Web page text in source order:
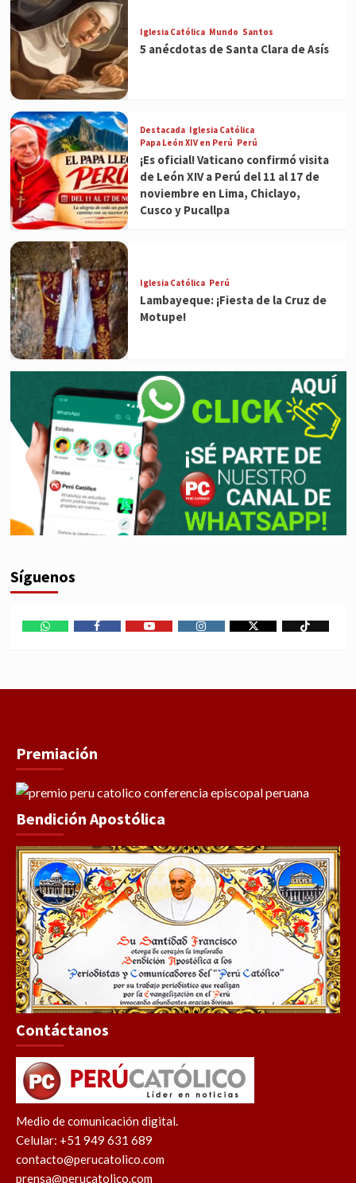
Iglesia Católica Mundo Santos
5 anécdotas de Santa Clara de Asís
Destacada Iglesia Católica
Papa León XIV en Perú Perú
¡Es oficial! Vaticano confirmó visita
de León XIV a Perú del 11 al 17 de
noviembre en Lima, Chiclayo,
Cusco y Pucallpa
Iglesia Católica Perú
Lambayeque: ¡Fiesta de la Cruz de
Motupe!
Síguenos
Premiación
Bendición Apostólica
Contáctanos
Medio de comunicación digital.
Celular: +51 949 631 689
contacto@perucatolico.com
prensa@perucatolico.com